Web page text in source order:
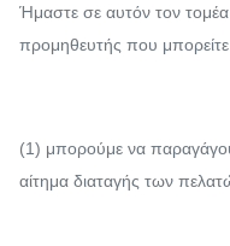
Ήμαστε σε αυτόν τον τομέα
προμηθευτής που μπορείτε
(1) μπορούμε να
αίτημα διαταγής των